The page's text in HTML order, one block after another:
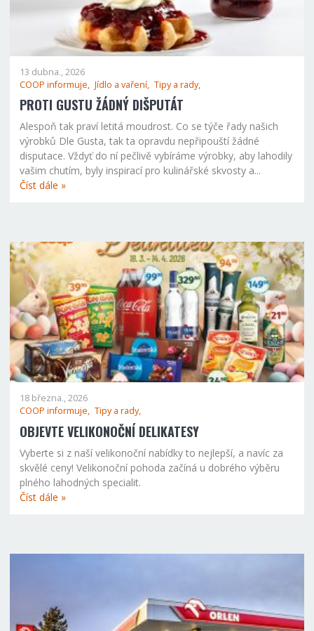
13 dubna., 2026
COOP informuje, Jídlo a vaření, Tipy a rady,
PROTI GUSTU ŽÁDNÝ DIŠPUTÁT
Alespoň tak praví letitá moudrost. Co se týče řady našich
výrobků Dle Gusta, tak ta opravdu nepřipouští žádné
disputace. Vždyť do ní pečlivě vybíráme výrobky, aby lahodily
vašim chutím, byly inspirací pro kulinářské skvosty a...
Číst dále »
18 března., 2026
COOP informuje, Tipy a rady,
OBJEVTE VELIKONOČNÍ DELIKATESY
Vyberte si z naší velikonoční nabídky to nejlepší, a navíc za
skvělé ceny! Velikonoční pohoda začíná u dobrého výběru
plného lahodných specialit.
Číst dále »